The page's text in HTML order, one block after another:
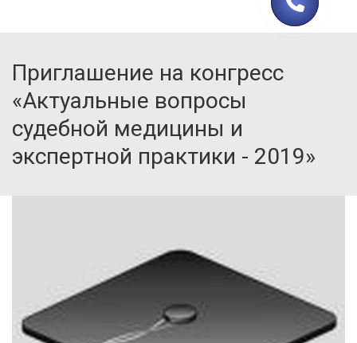
Приглашение на конгресс
«Актуальные вопросы
судебной медицины и
экспертной практики - 2019»